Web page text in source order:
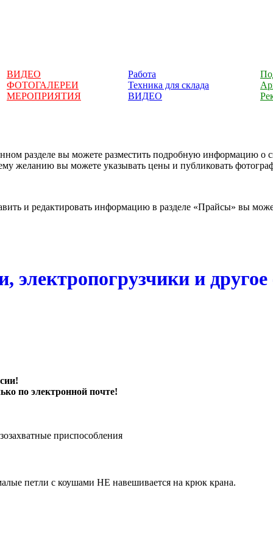
ВИДЕО Работа
ФОТОГАЛЕРЕИ Техника для склада
МЕРОПРИЯТИЯ ВИДЕО
разделе вы можете разместить подробную информацию о
желанию вы можете указывать цены и публиковать
и редактировать информацию в разделе «Прайсы» вы
и другое
по электронной почте!
приспособления
петли с коушами НЕ навешивается на крюк крана.